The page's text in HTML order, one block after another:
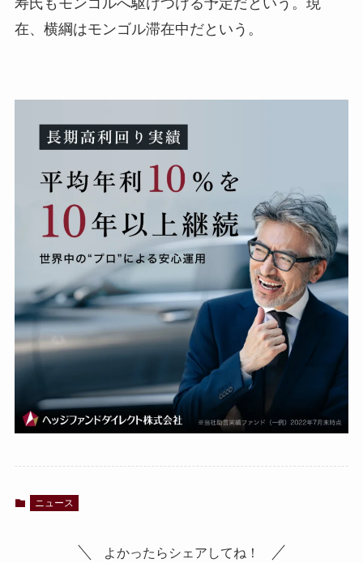
在、横綱はモンゴル滞在中だという。
ニュース
よかったらシェアしてね！